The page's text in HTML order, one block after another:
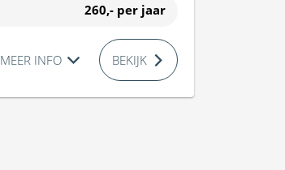
260,- per jaar
MEER INFO BEKIJK